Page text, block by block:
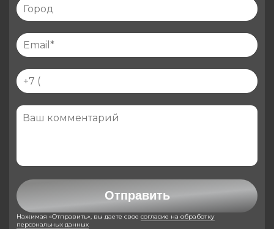
Отправить
Нажимая «Отправить», вы даете свое согласие на обработку
персональных данных